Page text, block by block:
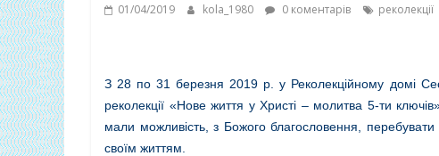
01/04/2019 kola_1980 0 коментарів реколекції
З 28 по 31 березня 2019 р. у Реколекційному домі
реколекції «Нове життя у Христі – молитва 5-ти
мали можливість, з Божого благословення,
своїм життям.